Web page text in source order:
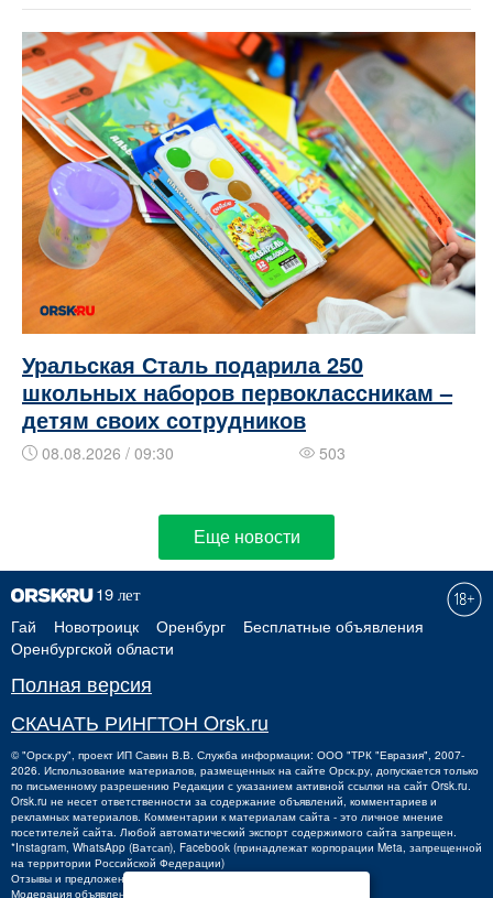
Уральская Сталь подарила 250
школьных наборов первоклассникам –
детям своих сотрудников
08.08.2026 / 09:30 503
Еще новости
Гай Новотроицк Оренбург
Бесплатные объявления
Оренбургской области
Полная версия
СКАЧАТЬ РИНГТОН Orsk.ru
©"Орск.ру", проект ИП Савин В.В. Служба информации: ООО "ТРК "Евразия", 2007-
2026. Использование материалов, размещенных на сайте Орск.ру, допускается только
по письменному разрешению Редакции с указанием активной ссылки на сайт Orsk.ru.
Orsk.ru не несет ответственности за содержание объявлений, комментариев и
рекламных материалов. Комментарии к материалам сайта - это личное мнение
посетителей сайта. Любой автоматический экспорт содержимого сайта запрещен.
*Instagram, WhatsApp (Ватсап), Facebook (принадлежат корпорации Meta, запрещенной
на территории Российской Федерации)
Отзывы и предложения о работе портала:
Модерация объявлений +7 (3537) 32-71-28